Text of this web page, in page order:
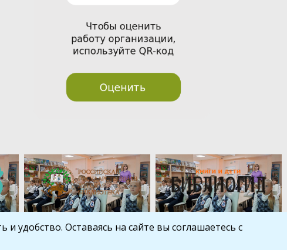
удобство. Оставаясь на сайте вы соглашаетесь с